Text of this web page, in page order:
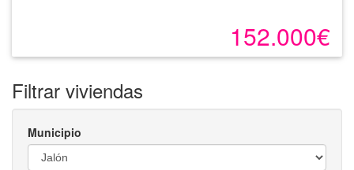
152.000€
Filtrar viviendas
Municipio